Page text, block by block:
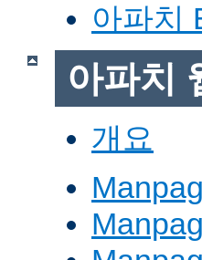
아파치
아파치
개요